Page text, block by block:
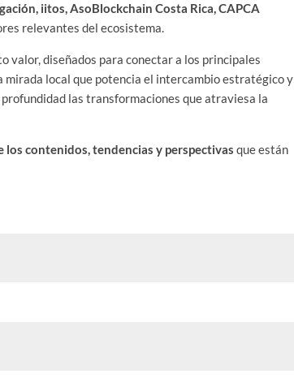
iitos, AsoBlockchain Costa Rica, CAPCA
relevantes del ecosistema.
valor, diseñados para conectar a los principales
local que potencia el intercambio estratégico y
las transformaciones que atraviesa la
los contenidos, tendencias y perspectivas que están